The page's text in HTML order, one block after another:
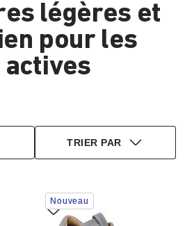
légères et
pour les
TRIER PAR
Cliquer
sur
les
Nouveau